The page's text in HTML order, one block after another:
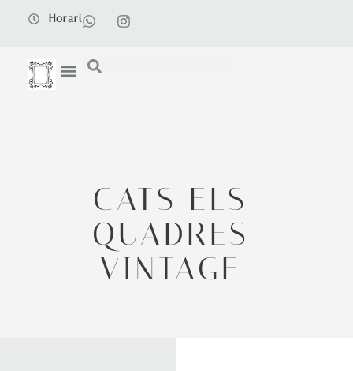
Horari
CATS ELS
QUADRES
VINTAGE